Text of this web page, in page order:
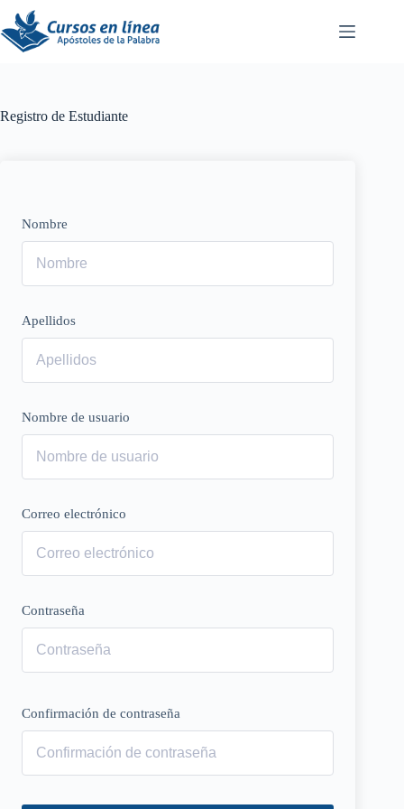
contenido
Registro de Estudiante
Nombre
Apellidos
Nombre de usuario
Correo electrónico
Contraseña
Confirmación de contraseña